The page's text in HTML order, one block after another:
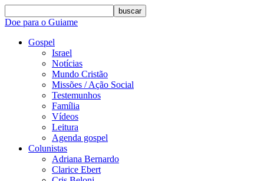
buscar
Doe para o Guiame
Gospel
Israel
Notícias
Mundo Cristão
Missões / Ação Social
Testemunhos
Família
Vídeos
Leitura
Agenda gospel
Colunistas
Adriana Bernardo
Clarice Ebert